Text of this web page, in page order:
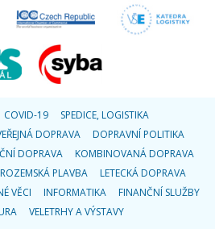
COVID-19
SPEDICE, LOGISTIKA
DOPRAVA
DOPRAVNÍ POLITIKA
DOPRAVA
KOMBINOVANÁ DOPRAVA
PLAVBA
LETECKÁ DOPRAVA
VĚCI INFORMATIKA
FINANČNÍ SLUŽBY
VELETRHY A VÝSTAVY